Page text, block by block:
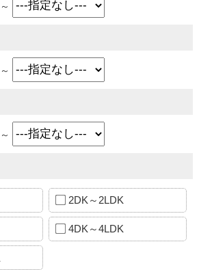
～
～
～
2DK～2LDK
4DK～4LDK